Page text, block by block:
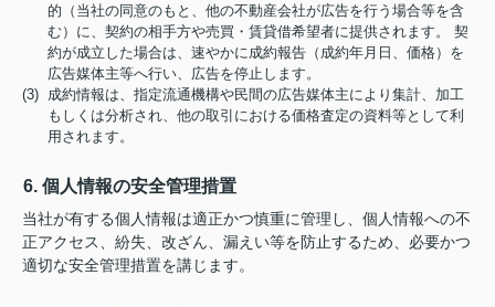
的（当社の同意のもと、他の不動産会社が広告を行う場合等を含
む）に、契約の相手方や売買・賃貸借希望者に提供されます。 契
約が成立した場合は、速やかに成約報告（成約年月日、価格）を
広告媒体主等へ行い、広告を停止します。
(3) 成約情報は、指定流通機構や民間の広告媒体主により集計、加工
もしくは分析され、他の取引における価格査定の資料等として利
用されます。
6. 個人情報の安全管理措置
当社が有する個人情報は適正かつ慎重に管理し、個人情報への不
正アクセス、紛失、改ざん、漏えい等を防止するため、必要かつ
適切な安全管理措置を講じます。